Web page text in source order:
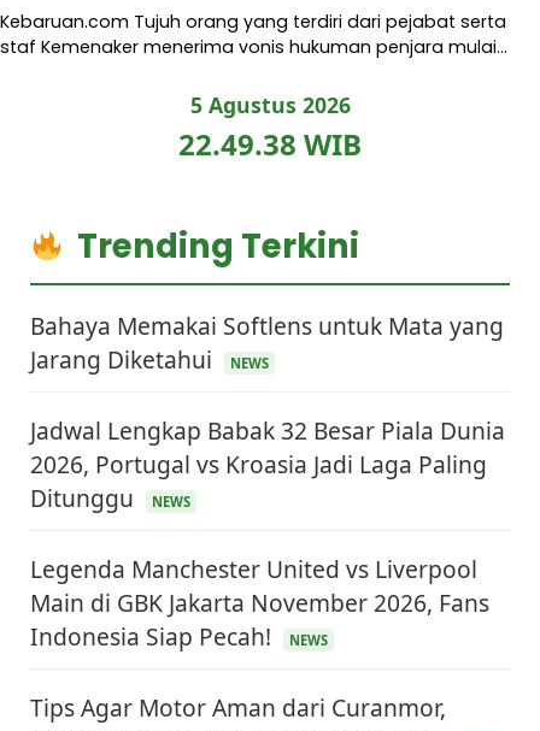
Kebaruan.com Tujuh orang yang terdiri dari pejabat serta
staf Kemenaker menerima vonis hukuman penjara mulai…
5 Agustus 2026
22.49.39 WIB
Trending Terkini
Bahaya Memakai Softlens untuk Mata yang
Jarang Diketahui
NEWS
Jadwal Lengkap Babak 32 Besar Piala Dunia
2026, Portugal vs Kroasia Jadi Laga Paling
Ditunggu
NEWS
Legenda Manchester United vs Liverpool
Main di GBK Jakarta November 2026, Fans
Indonesia Siap Pecah!
NEWS
Tips Agar Motor Aman dari Curanmor,